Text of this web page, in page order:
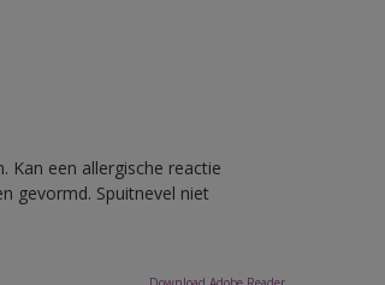
Kan een allergische reactie
gevormd. Spuitnevel niet